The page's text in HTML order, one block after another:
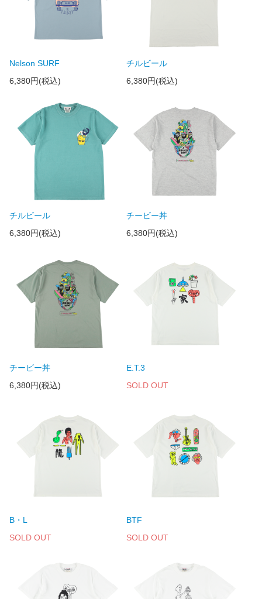
Nelson SURF
6,380円(税込)
チルビール
6,380円(税込)
チルビール
6,380円(税込)
チービー丼
6,380円(税込)
チービー丼
6,380円(税込)
E.T.3
SOLD OUT
B・L
SOLD OUT
BTF
SOLD OUT